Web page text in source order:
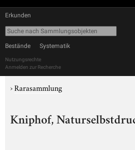
Erkunden
Bestände Systematik
Nutzungsrechte
Anmelden zur Recherche
›Rarasammlung
Kniphof,